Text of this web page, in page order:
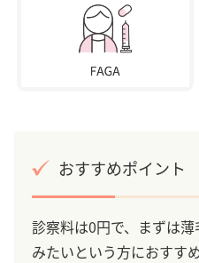
おすすめポイント
診察料は0円で、まずは
みたいという方におすす